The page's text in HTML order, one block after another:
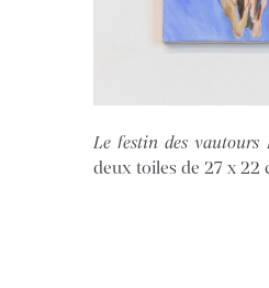
Le festin des vautours
deux toiles de 27 x 22